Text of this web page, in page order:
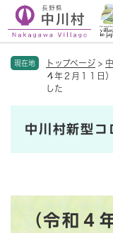
現在地 トップページ >
４年２月１１日
した
中川村新型コ
（令和４